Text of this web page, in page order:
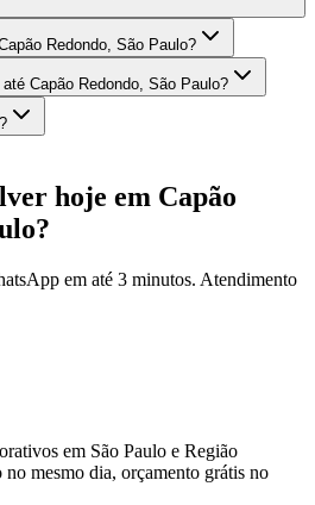
Redondo, São Paulo?
Capão Redondo, São Paulo?
hoje em Capão
?
em até 3 minutos. Atendimento
em São Paulo e Região
mesmo dia, orçamento grátis no